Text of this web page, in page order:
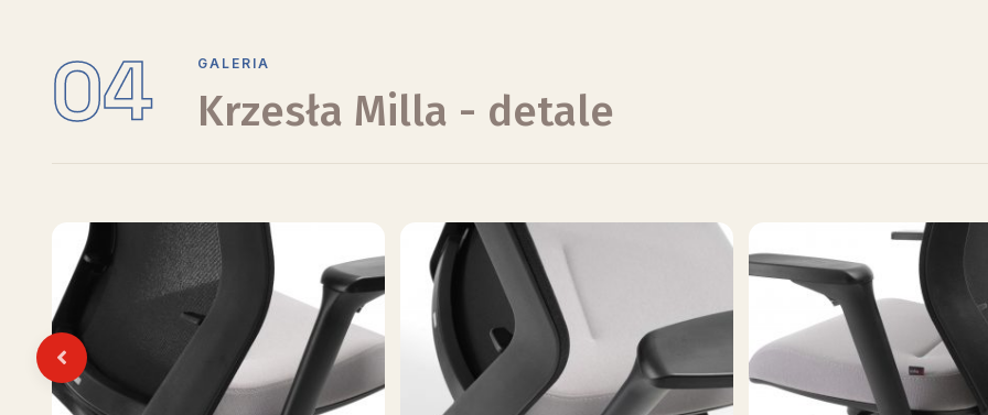
04 GALERIA
Krzesła Milla - detale
Previous